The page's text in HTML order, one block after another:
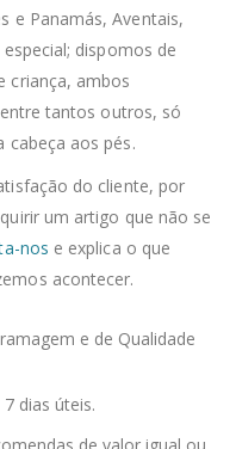
e Panamás, Aventais,
dispomos de
criança, ambos
tantos outros, só
cabeça aos pés.
do cliente, por
um artigo que não se
nos e explica o que
acontecer.
e de Qualidade
dias úteis.